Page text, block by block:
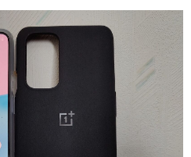
DIGI▼
UUTISET
JULKISTUKSET
HUHUT
TESTIT
VIDEOT